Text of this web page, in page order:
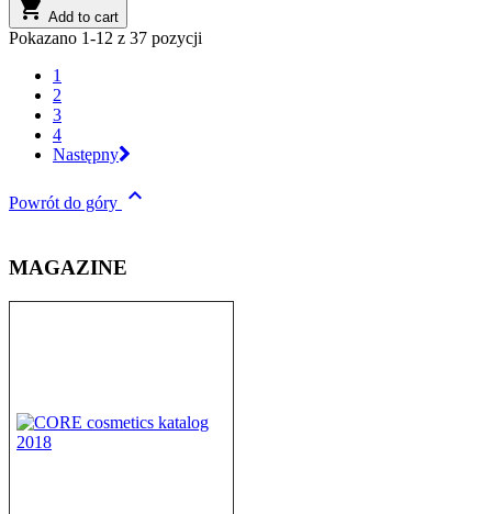
 Add to cart
Pokazano 1-12 z 37 pozycji
1
2
3
4
Następny
Powrót do góry 
MAGAZINE